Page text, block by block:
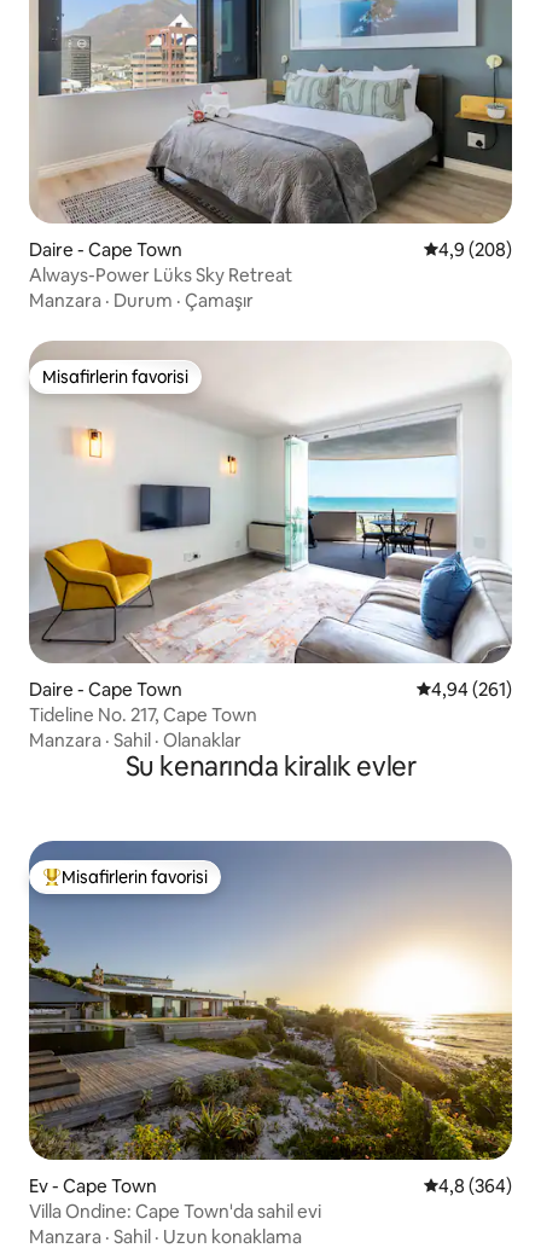
Daire - Cape Town 5 üzerinden
4,9 (208)
Always-Power Lüks Sky Retreat
Manzara · Durum · Çamaşır
Misafirlerin favorisi
Misafirlerin favorisi
Daire - Cape Town 5 üzerinden
4,94 (261)
Tideline No. 217, Cape Town
Manzara · Sahil · Olanaklar
Su kenarında kiralık evler
Misafirlerin favorilerinden en beğenilenler arasında
Misafirlerin favorisi
Ev - Cape Town 5 üzerinden
4,8 (364)
Villa Ondine: Cape Town'da sahil evi
Manzara · Sahil · Uzun konaklama